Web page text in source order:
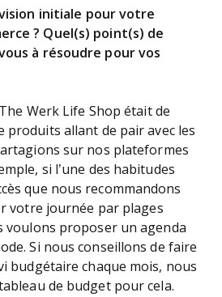
initiale pour votre
? Quel(s) point(s) de
à résoudre pour vos
Werk Life Shop était de
produits allant de pair avec les
sur nos plateformes
si l’une des habitudes
que nous recommandons
votre journée par plages
voulons proposer un agenda
Si nous conseillons de faire
budgétaire chaque mois, nous
de budget pour cela.